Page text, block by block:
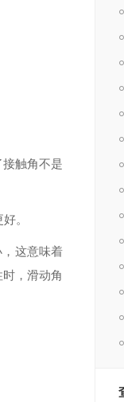
触角不是
。
这意味着
，滑动角